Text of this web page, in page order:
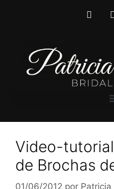
Video-
de Brochas
01/06/2012 por Patricia